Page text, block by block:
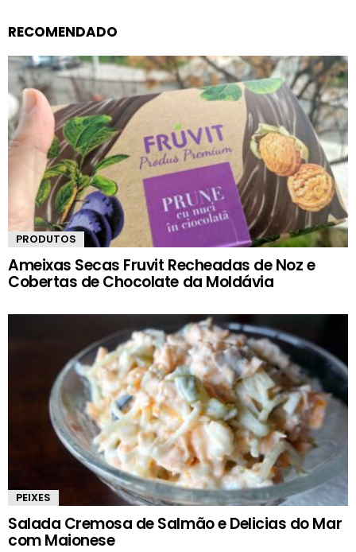
RECOMENDADO
PRODUTOS
Ameixas Secas Fruvit Recheadas de Noz e
Cobertas de Chocolate da Moldávia
PEIXES
Salada Cremosa de Salmão e Delicias do Mar
com Maionese